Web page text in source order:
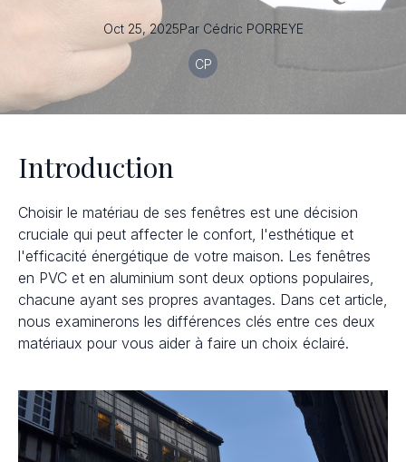
Oct 25, 2025Par Cédric PORREYE
CP
Introduction
Choisir le matériau de ses fenêtres est une décision
cruciale qui peut affecter le confort, l'esthétique et
l'efficacité énergétique de votre maison. Les fenêtres
en PVC et en aluminium sont deux options populaires,
chacune ayant ses propres avantages. Dans cet article,
nous examinerons les différences clés entre ces deux
matériaux pour vous aider à faire un choix éclairé.